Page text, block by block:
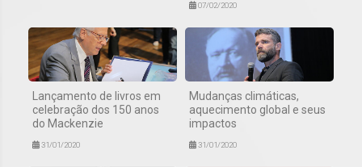
07/02/2020
Lançamento de livros em
celebração dos 150 anos
do Mackenzie
31/01/2020
Mudanças climáticas,
aquecimento global e seus
impactos
31/01/2020